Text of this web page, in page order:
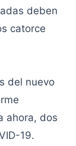
deben
catorce
del nuevo
ahora, dos
19.